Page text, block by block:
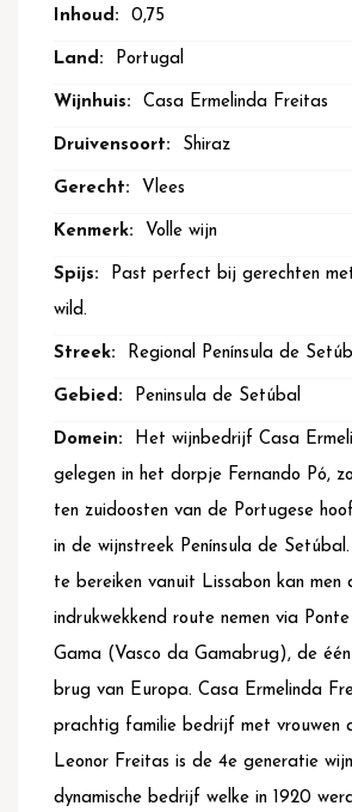
0,75
Portugal
Casa Ermelinda Freitas
Shiraz
Vlees
Volle wijn
Past perfect bij gerechten
wild.
Regional Península de
Peninsula de Setúbal
Het wijnbedrijf Casa
gelegen in het dorpje Fernando Pó,
ten zuidoosten van de Portugese
in de wijnstreek Península de
te bereiken vanuit Lissabon kan men
indrukwekkend route nemen via
Gama (Vasco da Gamabrug), de
brug van Europa. Casa Ermelinda
prachtig familie bedrijf met vrouwen
Leonor Freitas is de 4e generatie
dynamische bedrijf welke in 1920